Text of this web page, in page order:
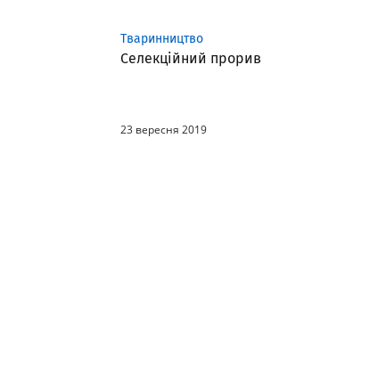
Тваринництво
Селекційний прорив
23 вересня 2019